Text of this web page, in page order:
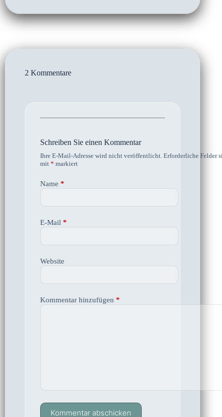
2 Kommentare
Schreiben Sie einen Kommentar
Ihre E-Mail-Adresse wird nicht veröffentlicht. Erforderliche Felder
mit * markiert
Name *
E-Mail *
Website
Kommentar hinzufügen *
Kommentar abschicken